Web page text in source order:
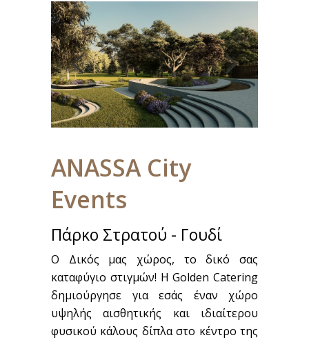
ANASSA City
Events
Πάρκο Στρατού - Γουδί
O Δικός μας χώρος, το δικό σας
καταφύγιο στιγμών! Η Golden Catering
δημιούργησε για εσάς έναν χώρο
υψηλής αισθητικής και ιδιαίτερου
φυσικού κάλους δίπλα στο κέντρο της